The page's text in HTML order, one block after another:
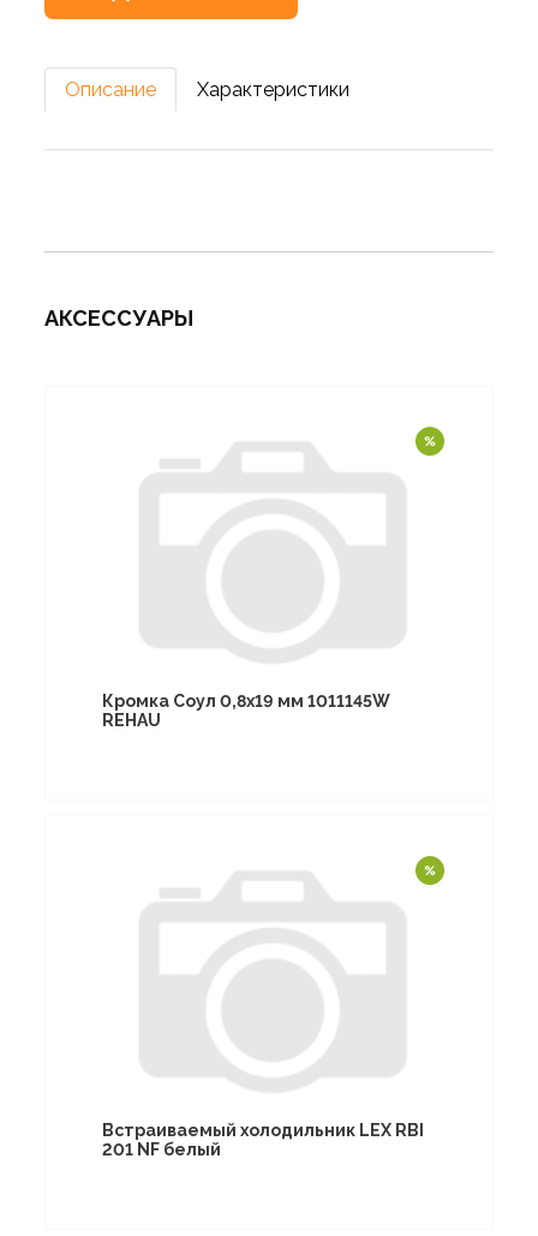
Описание Характеристики
АКСЕССУАРЫ
Кромка Соул 0,8х19 мм 1011145W
REHAU
Встраиваемый холодильник LEX RBI
201 NF белый